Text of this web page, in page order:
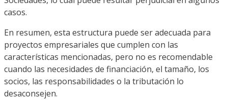
casos.
En resumen, esta estructura puede ser adecuada para
proyectos empresariales que cumplen con las
características mencionadas, pero no es recomendable
cuando las necesidades de financiación, el tamaño, los
socios, las responsabilidades o la tributación lo
desaconsejen.